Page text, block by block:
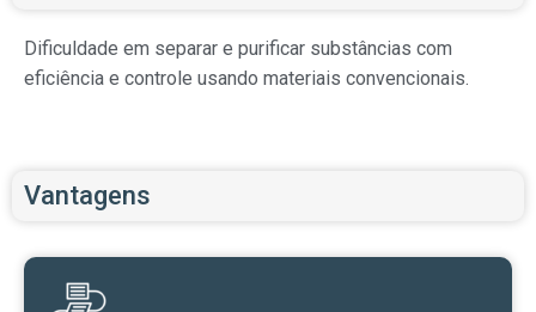
Dificuldade em separar e purificar substâncias com
eficiência e controle usando materiais convencionais.
Vantagens